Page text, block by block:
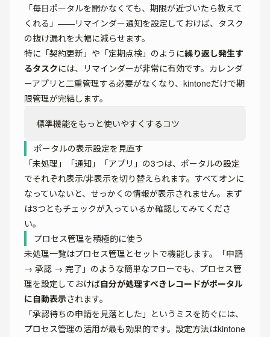
「毎日ポータルを開かなくても、期限が近づいたら教えて
くれる」——リマインダー通知を設定しておけば、タスク
の抜け漏れを大幅に減らせます。
特に「契約更新」や「定期点検」のように繰り返し発生す
るタスクには、リマインダーが非常に有効です。カレンダ
ーアプリと二重管理する必要がなくなり、kintoneだけで期
限管理が完結します。
標準機能をもっと使いやすくするコツ
ポータルの表示設定を見直す
「未処理」「通知」「アプリ」の3つは、ポータルの設定
でそれぞれ表示/非表示を切り替えられます。すべてオンに
なっていないと、せっかくの情報が表示されません。まず
は3つともチェックが入っているか確認してみてくださ
い。
プロセス管理を積極的に使う
未処理一覧はプロセス管理とセットで機能します。「申請
→ 承認 → 完了」のような簡単なフローでも、プロセス管
理を設定しておけば自分が処理すべきレコードがポータル
に自動表示されます。
「承認待ちの申請を見落とした」というミスを防ぐには、
プロセス管理の活用が最も効果的です。設定方法はkintone